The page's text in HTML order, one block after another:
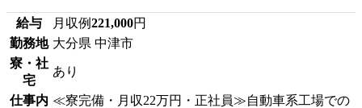
給与 月収例221,000円
勤務地 大分県 中津市
寮・社
宅
あり
仕事内 ≪寮完備・月収22万円・正社員≫自動車系工場での